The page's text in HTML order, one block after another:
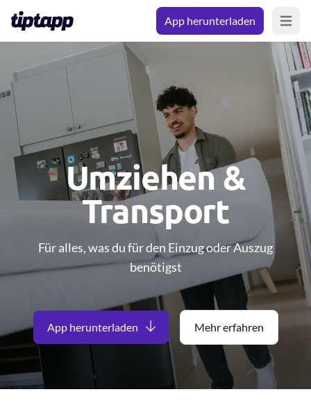
App herunterladen Open
Umziehen &
Transport
Für alles, was du für den Einzug oder Auszug
benötigst
App herunterladen Mehr erfahren